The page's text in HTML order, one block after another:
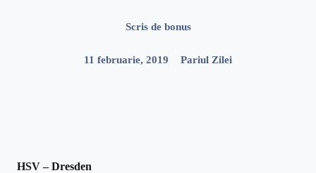
Scris de bonus
11 februarie, 2019 Pariul Zilei
HSV – Dresden